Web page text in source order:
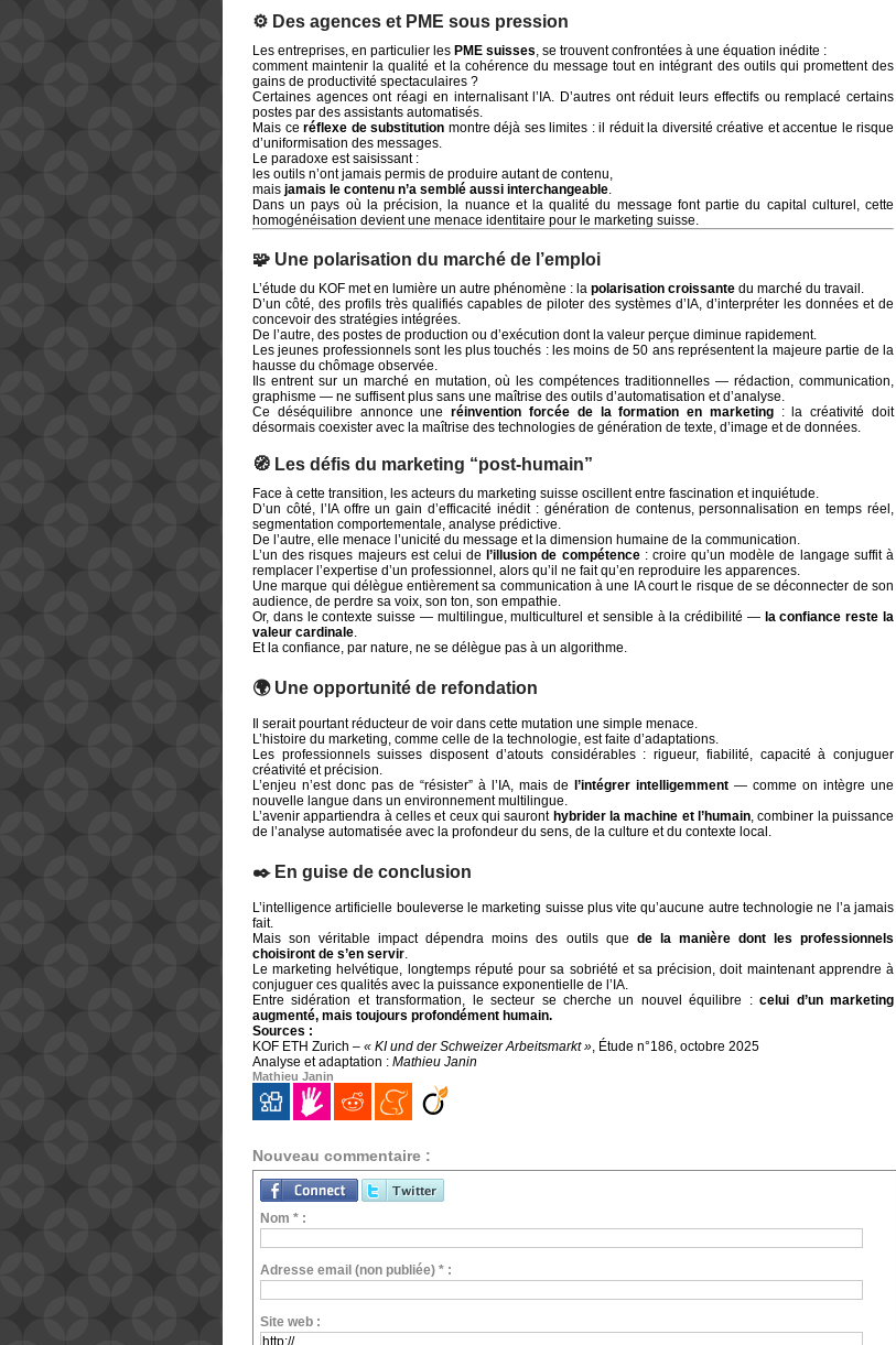
⚙️ Des agences et PME sous pression
Les entreprises, en particulier les PME suisses, se trouvent confrontées à une équation inédite :
comment maintenir la qualité et la cohérence du message tout en intégrant des outils qui promettent des
gains de productivité spectaculaires ?
Certaines agences ont réagi en internalisant l’IA. D’autres ont réduit leurs effectifs ou remplacé certains
postes par des assistants automatisés.
Mais ce réflexe de substitution montre déjà ses limites : il réduit la diversité créative et accentue le risque
d’uniformisation des messages.
Le paradoxe est saisissant :
les outils n’ont jamais permis de produire autant de contenu,
mais jamais le contenu n’a semblé aussi interchangeable.
Dans un pays où la précision, la nuance et la qualité du message font partie du capital culturel, cette
homogénéisation devient une menace identitaire pour le marketing suisse.
🧩 Une polarisation du marché de l’emploi
L’étude du KOF met en lumière un autre phénomène : la polarisation croissante du marché du travail.
D’un côté, des profils très qualifiés capables de piloter des systèmes d’IA, d’interpréter les données et de
concevoir des stratégies intégrées.
De l’autre, des postes de production ou d’exécution dont la valeur perçue diminue rapidement.
Les jeunes professionnels sont les plus touchés : les moins de 50 ans représentent la majeure partie de la
hausse du chômage observée.
Ils entrent sur un marché en mutation, où les compétences traditionnelles — rédaction, communication,
graphisme — ne suffisent plus sans une maîtrise des outils d’automatisation et d’analyse.
Ce déséquilibre annonce uneréinvention forcée de la formation en marketing: la créativité doit
désormais coexister avec la maîtrise des technologies de génération de texte, d’image et de données.
🧭 Les défis du marketing “post-humain”
Face à cette transition, les acteurs du marketing suisse oscillent entre fascination et inquiétude.
D’un côté, l’IA offre un gain d’efficacité inédit : génération de contenus, personnalisation en temps réel,
segmentation comportementale, analyse prédictive.
De l’autre, elle menace l’unicité du message et la dimension humaine de la communication.
L’un des risques majeurs est celui de l’illusion de compétence: croire qu’un modèle de langage suffit à
remplacer l’expertise d’un professionnel, alors qu’il ne fait qu’en reproduire les apparences.
Une marque qui délègue entièrement sa communication à une IA court le risque de se déconnecter de son
audience, de perdre sa voix, son ton, son empathie.
Or, dans le contexte suisse — multilingue, multiculturel et sensible à la crédibilité — la confiance reste la
valeur cardinale.
Et la confiance, par nature, ne se délègue pas à un algorithme.
🌍 Une opportunité de refondation
Il serait pourtant réducteur de voir dans cette mutation une simple menace.
L’histoire du marketing, comme celle de la technologie, est faite d’adaptations.
Les professionnels suisses disposent d’atouts considérables : rigueur, fiabilité, capacité à conjuguer
créativité et précision.
L’enjeu n’est donc pas de “résister” à l’IA, mais de
l’intégrer intelligemment — comme on intègre une
nouvelle langue dans un environnement multilingue.
L’avenir appartiendra à celles et ceux qui sauront hybrider la machine et l’humain, combiner la puissance
de l’analyse automatisée avec la profondeur du sens, de la culture et du contexte local.
✒️ En guise de conclusion
L’intelligence artificielle bouleverse le marketing suisse plus vite qu’aucune autre technologie ne l’a jamais
fait.
Mais son véritable impact dépendra moins des outils que de la manière dont les professionnels
choisiront de s’en servir.
Le marketing helvétique, longtemps réputé pour sa sobriété et sa précision, doit maintenant apprendre à
conjuguer ces qualités avec la puissance exponentielle de l’IA.
Entre sidération et transformation, le secteur se cherche un nouvel équilibre :celui d’un marketing
augmenté, mais toujours profondément humain.
Sources :
KOF ETH Zurich – « KI und der Schweizer Arbeitsmarkt », Étude n°186, octobre 2025
Analyse et adaptation : Mathieu Janin
Mathieu Janin
Nouveau commentaire :
Nom * :
Adresse email (non publiée) * :
Site web :